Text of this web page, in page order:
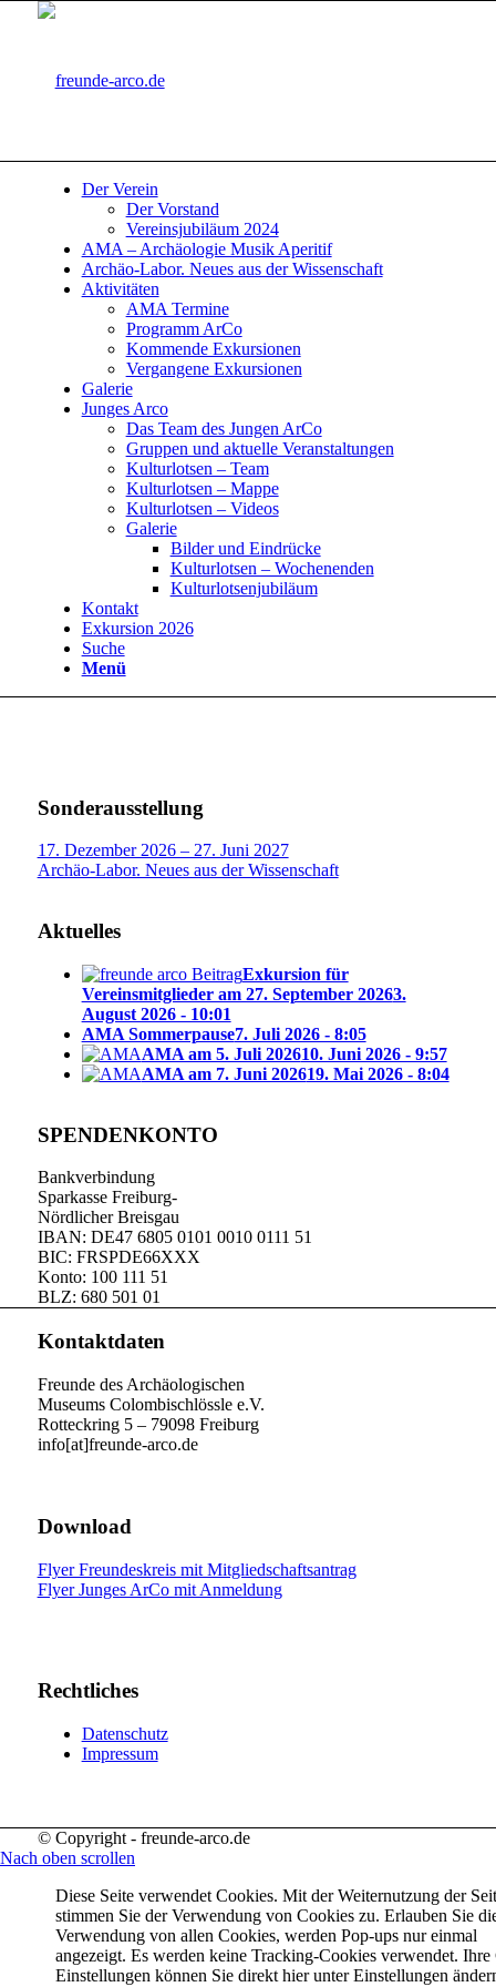
Der Verein
Der Vorstand
Vereinsjubiläum 2024
AMA – Archäologie Musik Aperitif
Archäo-Labor. Neues aus der Wissenschaft
Aktivitäten
AMA Termine
Programm ArCo
Kommende Exkursionen
Vergangene Exkursionen
Galerie
Junges Arco
Das Team des Jungen ArCo
Gruppen und aktuelle Veranstaltungen
Kulturlotsen – Team
Kulturlotsen – Mappe
Kulturlotsen – Videos
Galerie
Bilder und Eindrücke
Kulturlotsen – Wochenenden
Kulturlotsenjubiläum
Kontakt
Exkursion 2026
Suche
Menü
Sonderausstellung
17. Dezember 2026 – 27. Juni 2027
Archäo-Labor. Neues aus der Wissenschaft
Aktuelles
Exkursion für
Vereinsmitglieder am 27. September 20263.
August 2026 - 10:01
AMA Sommerpause7. Juli 2026 - 8:05
AMA am 5. Juli 202610. Juni 2026 - 9:57
AMA am 7. Juni 202619. Mai 2026 - 8:04
SPENDENKONTO
Bankverbindung
Sparkasse Freiburg-
Nördlicher Breisgau
IBAN: DE47 6805 0101 0010 0111 51
BIC: FRSPDE66XXX
Konto: 100 111 51
BLZ: 680 501 01
Kontaktdaten
Freunde des Archäologischen
Museums Colombischlössle e.V.
Rotteckring 5 – 79098 Freiburg
info[at]freunde-arco.de
Download
Flyer Freundeskreis mit Mitgliedschaftsantrag
Flyer Junges ArCo mit Anmeldung
Rechtliches
Datenschutz
Impressum
© Copyright - freunde-arco.de
Nach oben scrollen
Diese Seite verwendet Cookies. Mit der Weiternutzung der
stimmen Sie der Verwendung von Cookies zu. Erlauben Sie
Verwendung von allen Cookies, werden Pop-ups nur einmal
angezeigt. Es werden keine Tracking-Cookies verwendet.
Einstellungen können Sie direkt hier unter Einstellungen